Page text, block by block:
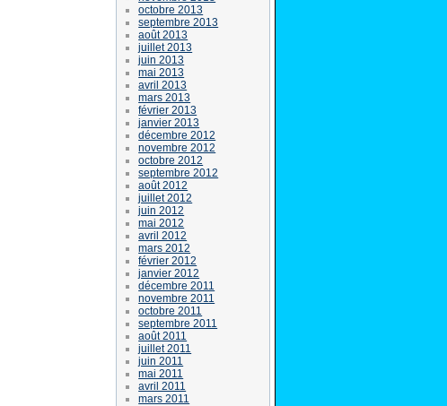
octobre 2013
septembre 2013
août 2013
juillet 2013
juin 2013
mai 2013
avril 2013
mars 2013
février 2013
janvier 2013
décembre 2012
novembre 2012
octobre 2012
septembre 2012
août 2012
juillet 2012
juin 2012
mai 2012
avril 2012
mars 2012
février 2012
janvier 2012
décembre 2011
novembre 2011
octobre 2011
septembre 2011
août 2011
juillet 2011
juin 2011
mai 2011
avril 2011
mars 2011